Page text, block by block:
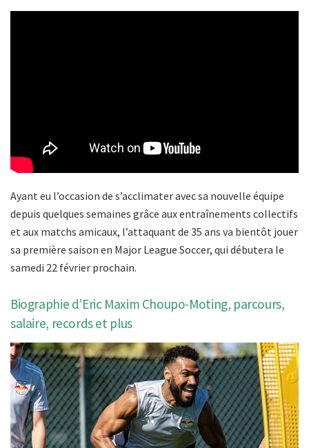
Ayant eu l’occasion de s’acclimater avec sa nouvelle équipe
depuis quelques semaines grâce aux entraînements collectifs
et aux matchs amicaux, l’attaquant de 35 ans va bientôt jouer
sa première saison en Major League Soccer, qui débutera le
samedi 22 février prochain.
Biographie d’Eric Maxim Choupo-Moting, parcours,
salaire, records et plus